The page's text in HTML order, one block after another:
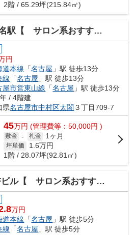
2階 / 65.29坪(215.84㎡)
駅【 サロン系おすすめ 】
円
道本線 「名古屋 」駅 徒歩13分
線 「名古屋 」駅 徒歩13分
屋市営東山線 「名古屋 」駅 徒歩13分
/ 4階建
県名古屋市中村区太閤 ３丁目709-7
45万円 (管理費等：50,000円 )
敷金 - 礼金 1ヶ月
坪単価 1.6万円
1階 / 28.07坪(92.81㎡)
ル【 サロン系おすすめ 】
万円
道本線 「名古屋 」駅 徒歩5分
線 「名古屋 」駅 徒歩5分